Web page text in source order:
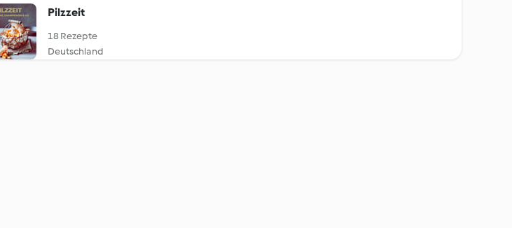
Pilzzeit
18 Rezepte
Deutschland